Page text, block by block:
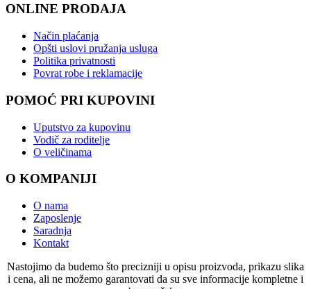
ONLINE PRODAJA
Način plaćanja
Opšti uslovi pružanja usluga
Politika privatnosti
Povrat robe i reklamacije
POMOĆ PRI KUPOVINI
Uputstvo za kupovinu
Vodič za roditelje
O veličinama
O KOMPANIJI
O nama
Zaposlenje
Saradnja
Kontakt
Nastojimo da budemo što precizniji u opisu proizvoda, prikazu slika
i cena, ali ne možemo garantovati da su sve informacije kompletne i